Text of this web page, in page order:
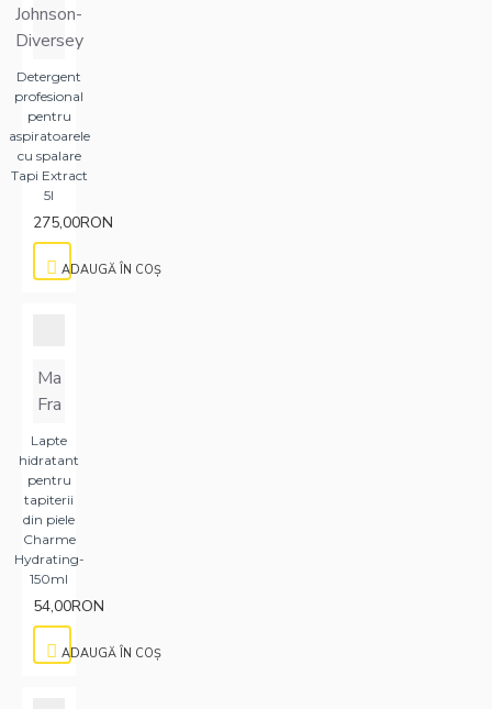
Johnson-
Diversey
Detergent
profesional
pentru
aspiratoarele
cu spalare
Tapi Extract
5l
275,00RON
ADAUGĂ ÎN COŞ
Ma
Fra
Lapte
hidratant
pentru
tapiterii
din piele
Charme
Hydrating-
150ml
54,00RON
ADAUGĂ ÎN COŞ